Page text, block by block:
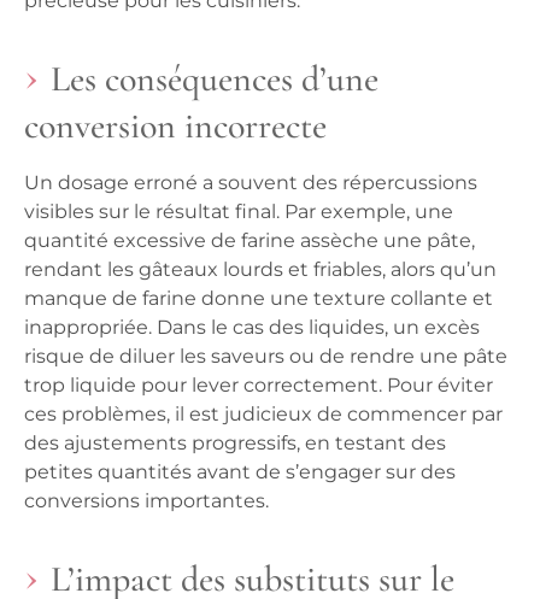
Les conséquences d’une
conversion incorrecte
Un dosage erroné a souvent des répercussions
visibles sur le résultat final. Par exemple, une
quantité excessive de farine assèche une pâte,
rendant les gâteaux lourds et friables, alors qu’un
manque de farine donne une texture collante et
inappropriée. Dans le cas des liquides, un excès
risque de diluer les saveurs ou de rendre une pâte
trop liquide pour lever correctement. Pour éviter
ces problèmes, il est judicieux de commencer par
des ajustements progressifs, en testant des
petites quantités avant de s’engager sur des
conversions importantes.
L’impact des substituts sur le